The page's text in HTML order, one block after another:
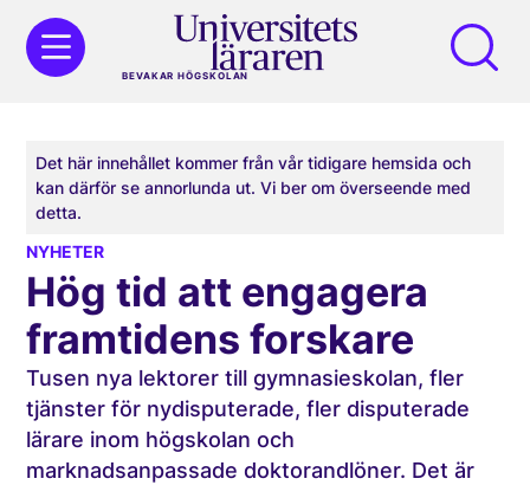
BEVAKAR HÖGSKOLAN
Det här innehållet kommer från vår tidigare hemsida och
kan därför se annorlunda ut. Vi ber om överseende med
detta.
NYHETER
Hög tid att engagera
framtidens forskare
Tusen nya lektorer till gymnasieskolan, fler
tjänster för nydisputerade, fler disputerade
lärare inom högskolan och
marknadsanpassade doktorandlöner. Det är